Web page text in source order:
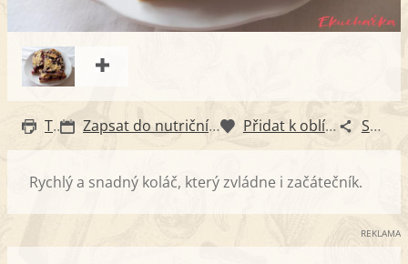
Tisk Zapsat do nutričního diáře Přidat k oblíbeným Sdílet
Rychlý a snadný koláč, který zvládne i začátečník.
REKLAMA